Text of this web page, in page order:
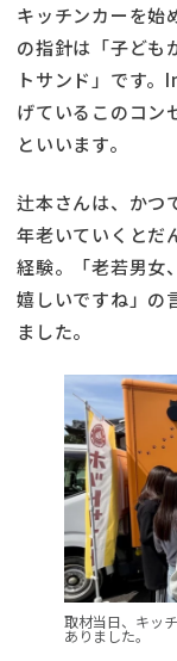
キッチンカーを始
の指針は「子ども
トサンド」です
げているこのコン
といいます。
辻本さんは、かつ
年老いていくとだ
経験。「老若男女
嬉しいですね」の
ました。
取材当日、キッ
ありました。